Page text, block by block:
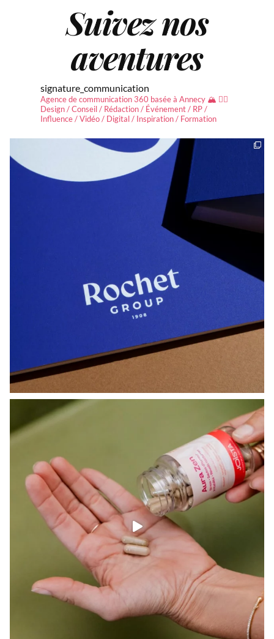
Suivez nos
aventures
signature_communication
Agence de communication 360 basée à Annecy 🏔 ✍🏻
Design / Conseil / Rédaction / Événement / RP /
Influence / Vidéo / Digital / Inspiration / Formation